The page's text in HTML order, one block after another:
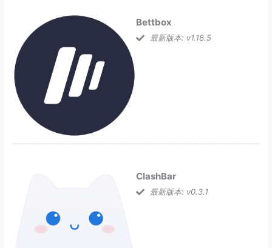
Bettbox
最新版本: v1.18.5
ClashBar
最新版本: v0.3.1